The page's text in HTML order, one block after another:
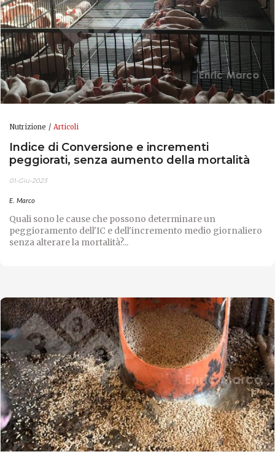
Nutrizione Articoli
Indice di Conversione e incrementi
peggiorati, senza aumento della mortalità
01-Giu-2023
E. Marco
Quali sono le cause che possono determinare un
peggioramento dell'IC e dell'incremento medio giornaliero
senza alterare la mortalità?...